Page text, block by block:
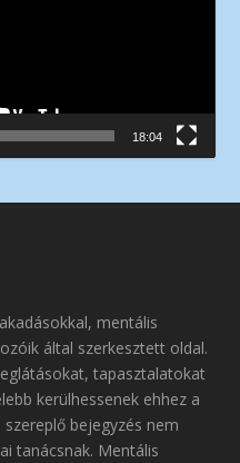
18:04
mentális
által szerkesztett oldal.
tapasztalatokat
kerülhessenek ehhez a
bejegyzés nem
tanácsnak. Mentális